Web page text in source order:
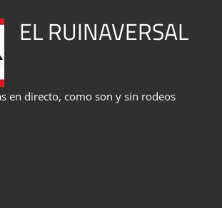
EL RUINAVERSAL
en directo, como son y sin rodeos